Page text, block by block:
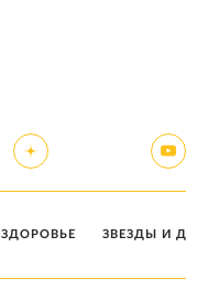
ЗДОРОВЬЕ ЗВЕЗДЫ И